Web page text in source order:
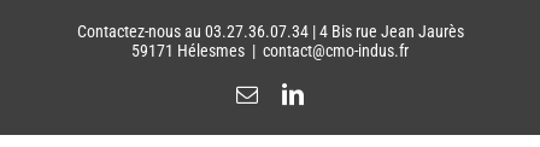
Contactez-nous au 03.27.36.07.34 | 4 Bis rue Jean Jaurès
59171 Hélesmes | contact@cmo-indus.fr
EmailLinkedIn